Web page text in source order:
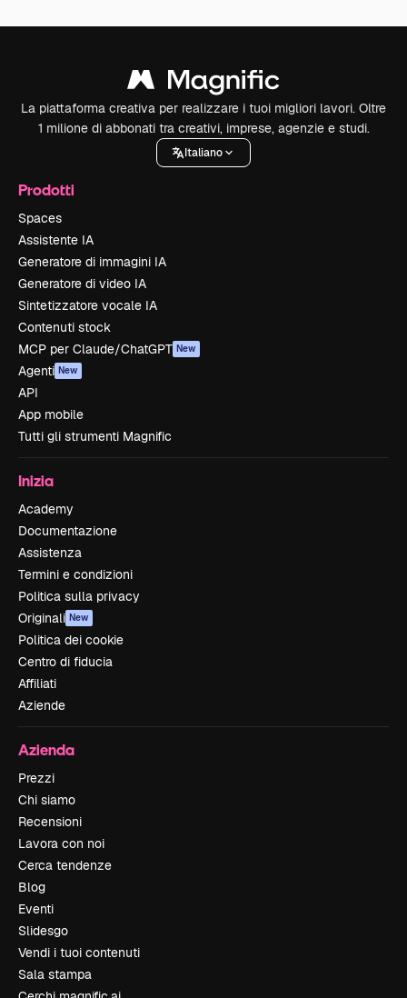
La piattaforma creativa per realizzare i tuoi migliori lavori. Oltre
1 milione di abbonati tra creativi, imprese, agenzie e studi.
Italiano
Prodotti
Spaces
Assistente IA
Generatore di immagini IA
Generatore di video IA
Sintetizzatore vocale IA
Contenuti stock
MCP per Claude/ChatGPT New
Agenti New
API
App mobile
Tutti gli strumenti Magnific
Inizia
Academy
Documentazione
Assistenza
Termini e condizioni
Politica sulla privacy
Originali New
Politica dei cookie
Centro di fiducia
Affiliati
Aziende
Azienda
Prezzi
Chi siamo
Recensioni
Lavora con noi
Cerca tendenze
Blog
Eventi
Slidesgo
Vendi i tuoi contenuti
Sala stampa